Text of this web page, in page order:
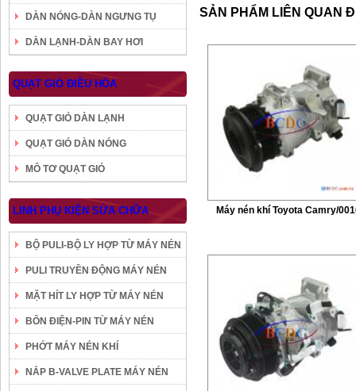
DÀN NÓNG-DÀN NGƯNG TỤ
DÀN LẠNH-DÀN BAY HƠI
QUẠT GIÓ ĐIỀU HÒA
QUẠT GIÓ DÀN LẠNH
QUẠT GIÓ DÀN NÓNG
MÔ TƠ QUẠT GIÓ
LINH PHỤ KIỆN SỬA CHỮA
BỘ PULI-BỘ LY HỢP TỪ MÁY NÉN
PULI TRUYỀN ĐỘNG MÁY NÉN
MẶT HÍT LY HỢP TỪ MÁY NÉN
BÔN ĐIỆN-PIN TỪ MÁY NÉN
PHỚT MÁY NÉN KHÍ
NẮP B-VALVE PLATE MÁY NÉN
SẢN PHẨM LIÊN QUAN
Máy nén khí Toyota Camry/